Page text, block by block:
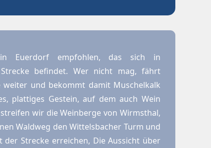
Euerdorf empfohlen, das sich in
befindet. Wer nicht mag, fährt
weiter und bekommt damit Muschelkalk
plattiges Gestein, auf dem auch Wein
wir die Weinberge von Wirmsthal,
Waldweg den Wittelsbacher Turm und
Strecke erreichen, Die Aussicht über